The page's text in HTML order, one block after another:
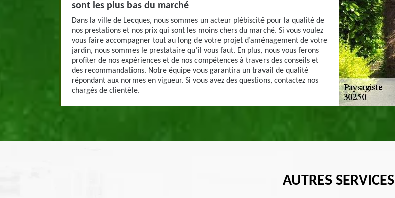
sont les plus bas du marché
Dans la ville de Lecques, nous sommes un acteur plébiscité pour la qualité de
nos prestations et nos prix qui sont les moins chers du marché. Si vous voulez
vous faire accompagner tout au long de votre projet d’aménagement de votre
jardin, nous sommes le prestataire qu’il vous faut. En plus, nous vous ferons
profiter de nos expériences et de nos compétences à travers des conseils et
des recommandations. Notre équipe vous garantira un travail de qualité
répondant aux normes en vigueur. Si vous avez des questions, contactez nos
chargés de clientèle.
AUTRES SERVICES